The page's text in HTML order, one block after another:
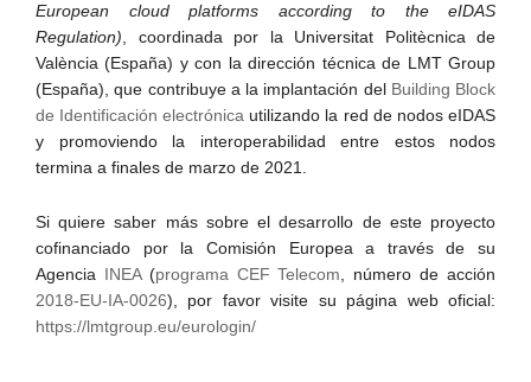
European cloud platforms according to the eIDAS
Regulation) , coordinada por la Universitat Politècnica de
València (España) y con la dirección técnica de LMT Group
(España), que contribuye a la implantación del Building Block
de Identificación electrónica utilizando la red de nodos eIDAS
y promoviendo la interoperabilidad entre estos nodos
termina a finales de marzo de 2021.
Si quiere saber más sobre el desarrollo de este proyecto
cofinanciado por la Comisión Europea a través de su
Agencia INEA(programa CEF Telecom , número de acción
2018-EU-IA-0026), por favor visite su página web oficial:
https://lmtgroup.eu/eurologin/